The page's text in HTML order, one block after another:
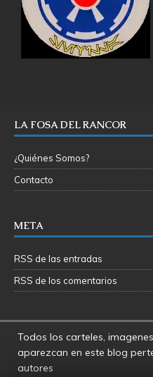
LA FOSA DEL RANCOR
¿Quiénes Somos?
Contacto
META
RSS de las entradas
RSS de los comentarios
Todos los carteles,
aparezcan en este blog
autores